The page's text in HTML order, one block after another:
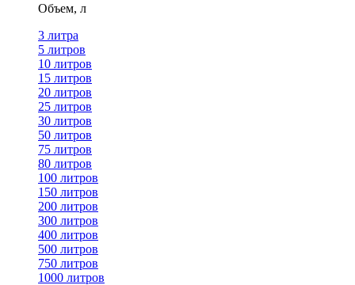
Объем, л
3 литра
5 литров
10 литров
15 литров
20 литров
25 литров
30 литров
50 литров
75 литров
80 литров
100 литров
150 литров
200 литров
300 литров
400 литров
500 литров
750 литров
1000 литров